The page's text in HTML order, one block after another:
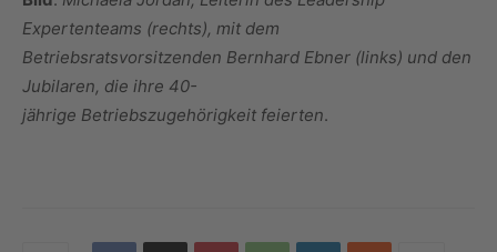
Expertenteams (rechts), mit dem
Betriebsratsvorsitzenden Bernhard Ebner (links) und den
Jubilaren, die ihre 40-
jährige Betriebszugehörigkeit feierten.